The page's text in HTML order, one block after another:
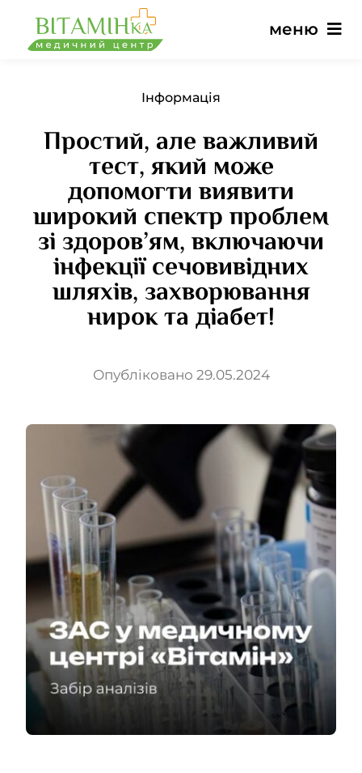
вмісту
меню
Головна
Послуги
Лікарі
Ціни
Відгуки
UK
Інформація
Простий, але важливий
тест, який може
допомогти виявити
широкий спектр проблем
зі здоров’ям, включаючи
інфекції сечовивідних
шляхів, захворювання
нирок та діабет!
Опубліковано 29.05.2024